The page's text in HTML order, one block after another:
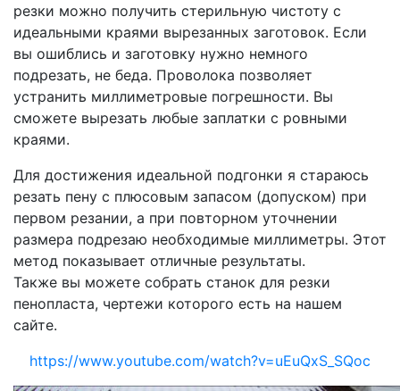
резки можно получить стерильную чистоту с
идеальными краями вырезанных заготовок. Если
вы ошиблись и заготовку нужно немного
подрезать, не беда. Проволока позволяет
устранить миллиметровые погрешности. Вы
сможете вырезать любые заплатки с ровными
краями.
Для достижения идеальной подгонки я стараюсь
резать пену с плюсовым запасом (допуском) при
первом резании, а при повторном уточнении
размера подрезаю необходимые миллиметры. Этот
метод показывает отличные результаты.
Также вы можете собрать станок для резки
пенопласта, чертежи которого есть на нашем
сайте.
https://www.youtube.com/watch?v=uEuQxS_SQoc